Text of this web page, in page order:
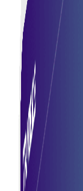
เรียลไทม์ เพื่อ
ขึ้น
การปฏิบัติตามกฎร
ทำให้การปฏิบั
ตรวจสอบง่าย
ตั้งไว้และบันทึก